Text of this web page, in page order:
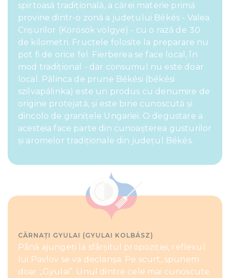
spirtoasă tradițională, a cărei materie primă
provine dintr-o zonă a județului Békés - Valea
Crișurilor (Körösök völgye) - cu o rază de 30
de kilometri. Fructele folosite la preparare nu
pot fi de orice fel. Fierberea se face local, în
mod tradițional - dar consumul nu este doar
local. Pălinca de prune Békési (békési
szilvapálinka) este un produs cu denumire de
origine protejată, și este bine cunoscută și
dincolo de granițele Ungariei. O degustare a
acesteia face parte din cunoașterea gusturilor
și aromelor tradiționale din județul Békés.
CÂRNAȚI GYULAI (GYULAI KOLBÁSZ)
Până ajungeți la sfârșitul propoziției, reflexul
lui Pavlov se va declanșa. Pe scurt, spunem
doar „Gyulai”. Unul dintre cele mai cunoscute